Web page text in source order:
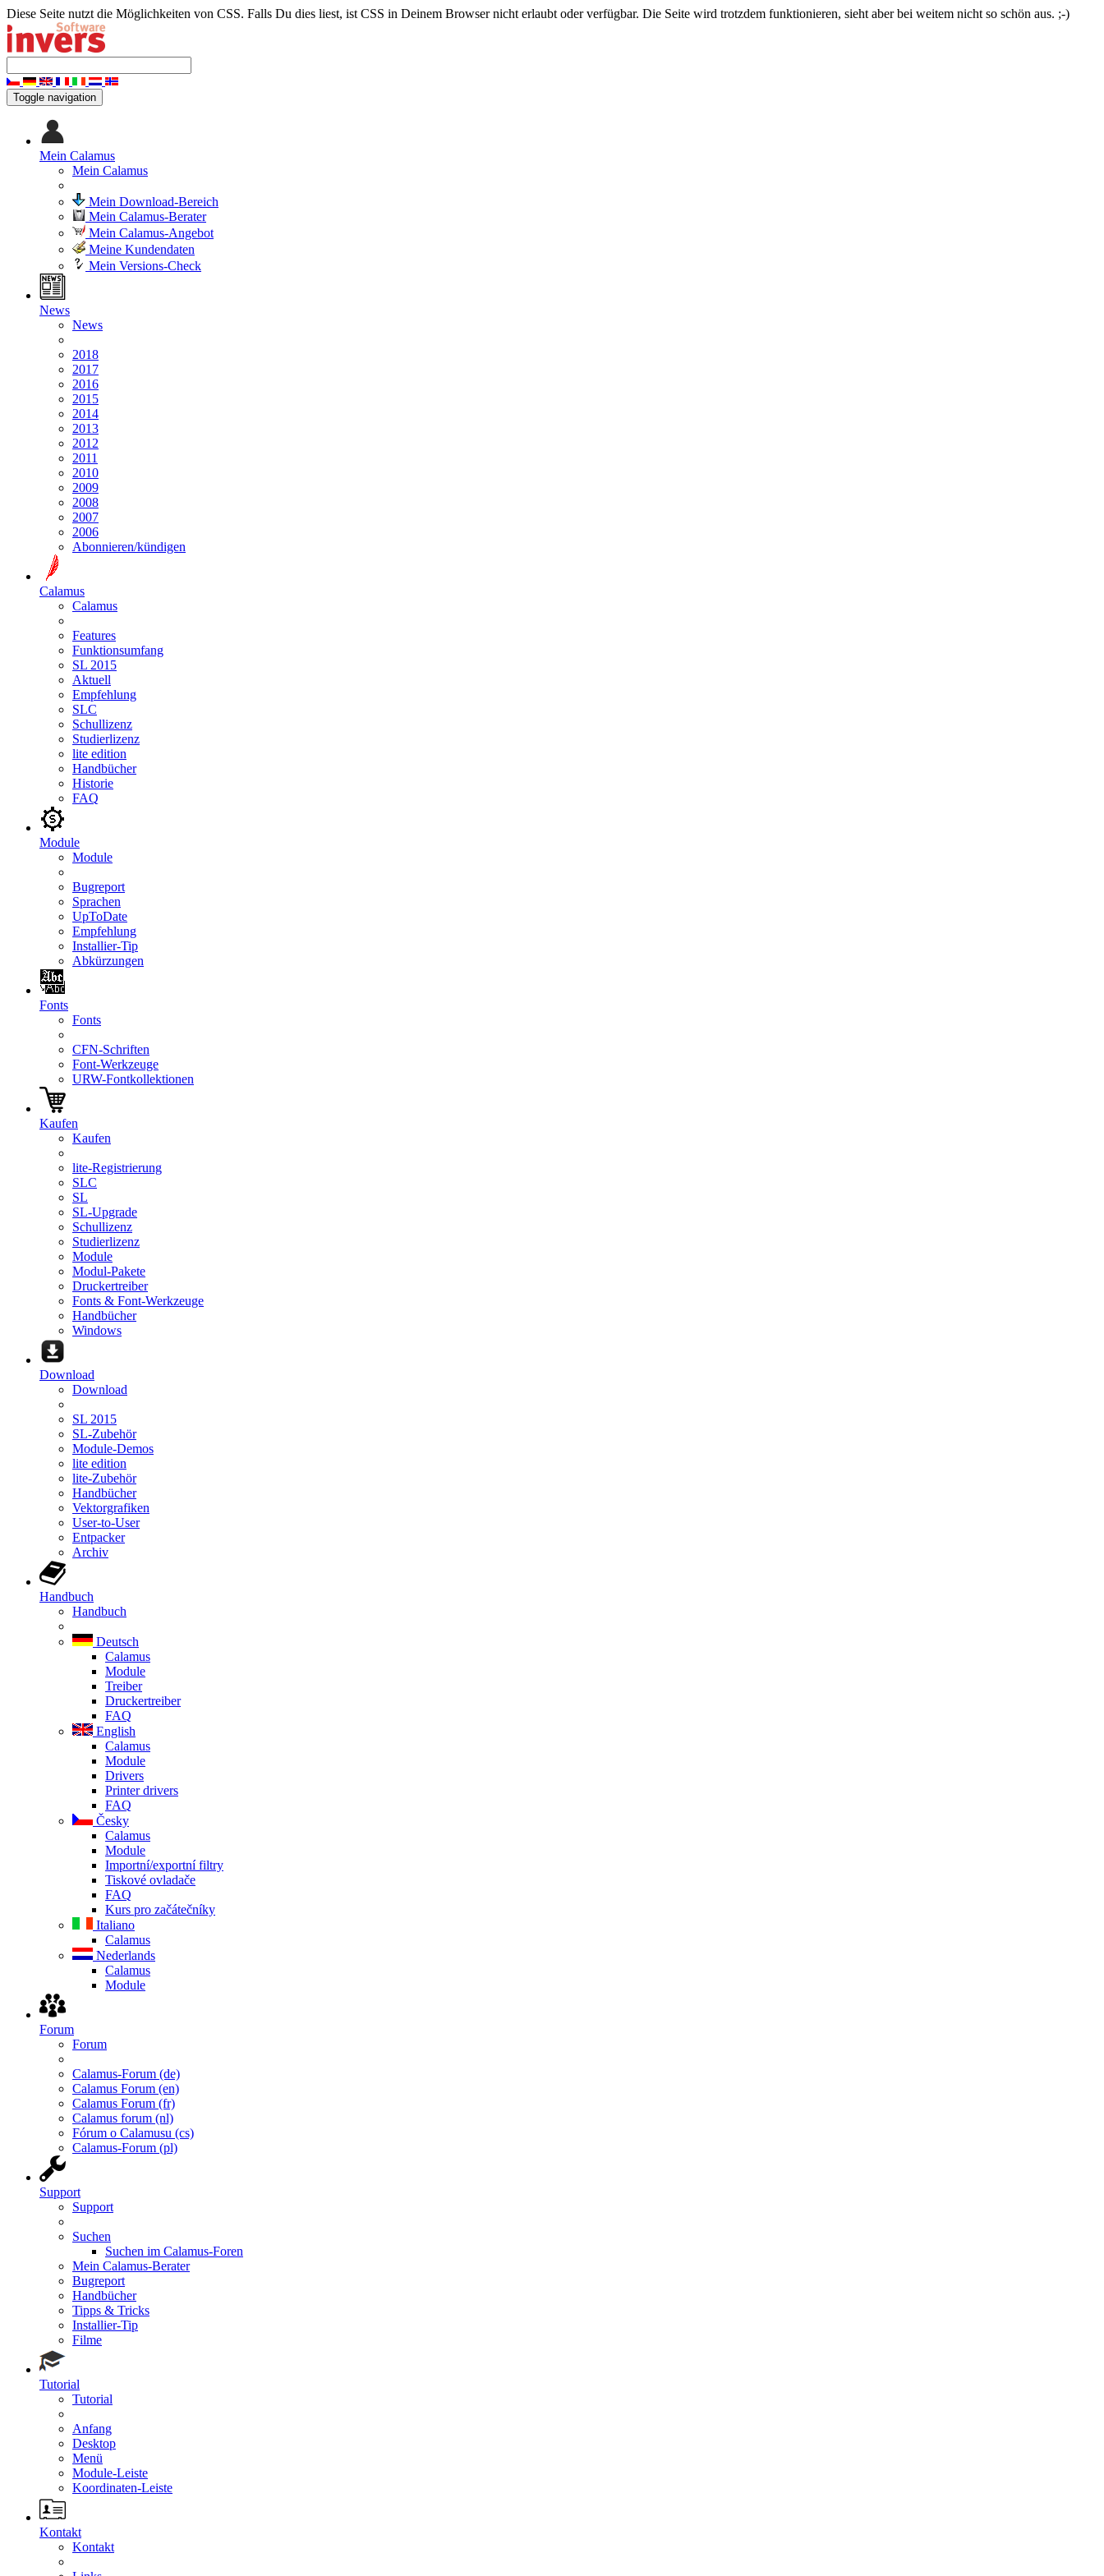
Diese Seite nutzt die Möglichkeiten von CSS. Falls Du dies liest, ist CSS in Deinem Browser nicht erlaubt oder verfügbar. Die Seite wird trotzdem funktionieren, sieht aber bei weitem nicht so schön aus. ;-)
Toggle navigation
Mein Calamus
Mein Calamus
Mein Download-Bereich
Mein Calamus-Berater
Mein Calamus-Angebot
Meine Kundendaten
Mein Versions-Check
News
News
2018
2017
2016
2015
2014
2013
2012
2011
2010
2009
2008
2007
2006
Abonnieren/kündigen
Calamus
Calamus
Features
Funktionsumfang
SL 2015
Aktuell
Empfehlung
SLC
Schullizenz
Studierlizenz
lite edition
Handbücher
Historie
FAQ
Module
Module
Bugreport
Sprachen
UpToDate
Empfehlung
Installier-Tip
Abkürzungen
Fonts
Fonts
CFN-Schriften
Font-Werkzeuge
URW-Fontkollektionen
Kaufen
Kaufen
lite-Registrierung
SLC
SL
SL-Upgrade
Schullizenz
Studierlizenz
Module
Modul-Pakete
Druckertreiber
Fonts & Font-Werkzeuge
Handbücher
Windows
Download
Download
SL 2015
SL-Zubehör
Module-Demos
lite edition
lite-Zubehör
Handbücher
Vektorgrafiken
User-to-User
Entpacker
Archiv
Handbuch
Handbuch
Deutsch
Calamus
Module
Treiber
Druckertreiber
FAQ
English
Calamus
Module
Drivers
Printer drivers
FAQ
Česky
Calamus
Module
Importní/exportní filtry
Tiskové ovladače
FAQ
Kurs pro začátečníky
Italiano
Calamus
Nederlands
Calamus
Module
Forum
Forum
Calamus-Forum (de)
Calamus Forum (en)
Calamus Forum (fr)
Calamus forum (nl)
Fórum o Calamusu (cs)
Calamus-Forum (pl)
Support
Support
Suchen
Suchen im Calamus-Foren
Mein Calamus-Berater
Bugreport
Handbücher
Tipps & Tricks
Installier-Tip
Filme
Tutorial
Tutorial
Anfang
Desktop
Menü
Module-Leiste
Koordinaten-Leiste
Kontakt
Kontakt